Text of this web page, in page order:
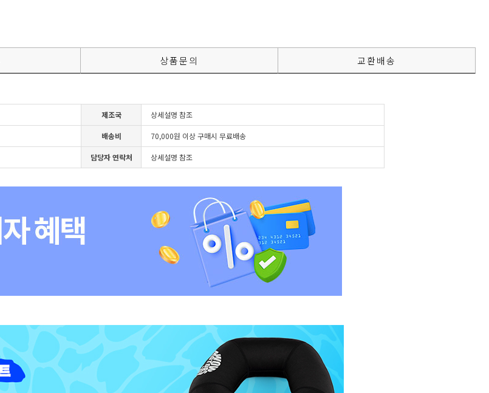
상품문의 교환배송
제조국 상세설명 참조
배송비 70,000원 이상 구매시 무료배송
담당자 연락처 상세설명 참조